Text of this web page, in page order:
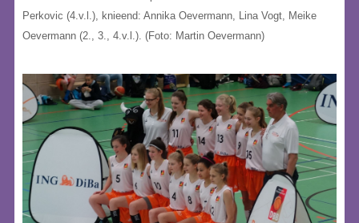
Perkovic (4.v.l.), knieend: Annika Oevermann, Lina Vogt, Meike
Oevermann (2., 3., 4.v.l.). (Foto: Martin Oevermann)